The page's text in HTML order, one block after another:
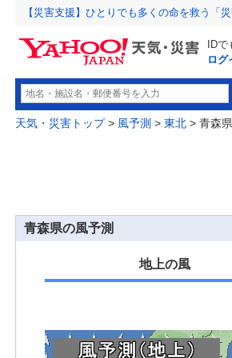
【災害支援】ひとりでも多くの命を救う「
ID
ログ
天気・災害トップ> 風予測 > 東北 > 青森県
青森県の風予測
地上の風